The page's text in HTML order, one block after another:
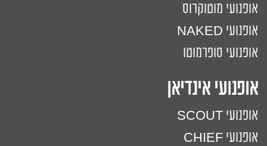
אופנועי מוטוקרוס
אופנועי NAKED
אופנועי סופרמוטו
אופנועי אינדיאן
אופנועי SCOUT
אופנועי CHIEF